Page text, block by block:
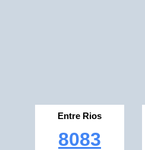
Entre Rios
8083